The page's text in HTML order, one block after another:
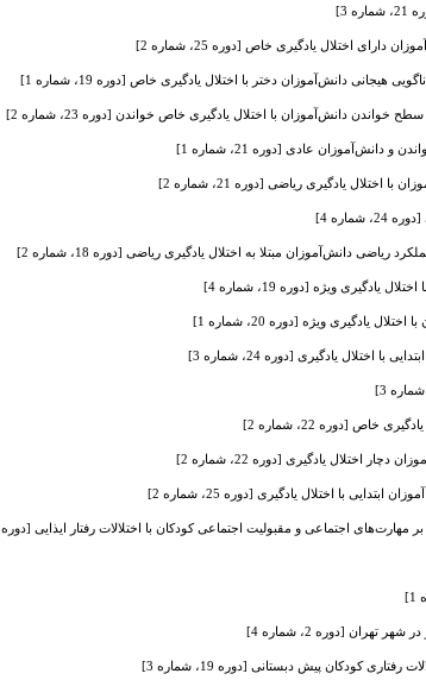
3]
اختلال یادگیری خاص [دوره 25، شماره 2]
دانش‌آموزان دختر با اختلال یادگیری خاص [دوره 19، شماره 1]
عادی [دوره 21، شماره 1]
یادگیری ریاضی [دوره 21، شماره 2]
4]
دانش‌آموزان مبتلا به اختلال یادگیری ریاضی [دوره 18، شماره 2]
ویژه [دوره 19، شماره 4]
ویژه [دوره 20، شماره 1]
یادگیری [دوره 24، شماره 3]
[دوره 22، شماره 2]
یادگیری [دوره 22، شماره 2]
با اختلال یادگیری [دوره 25، شماره 2]
اجتماعی و مقبولیت اجتماعی کودکان با اختلالات رفتار ایذایی [دوره 17، شماره 4]
[دوره 2، شماره 4]
کودکان پیش دبستانی [دوره 19، شماره 3]